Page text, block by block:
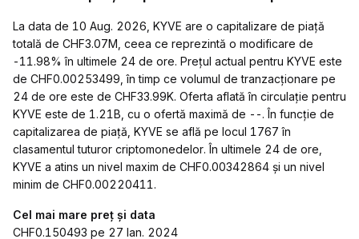
La data de 10 Aug. 2026, KYVE are o capitalizare de piață
totală de CHF3.07M, ceea ce reprezintă o modificare de
-11.98% în ultimele 24 de ore. Prețul actual pentru KYVE este
de CHF0.00253499, în timp ce volumul de tranzacționare pe
24 de ore este de CHF33.99K. Oferta aflată în circulație pentru
KYVE este de 1.21B, cu o ofertă maximă de --. În funcție de
capitalizarea de piață, KYVE se află pe locul 1767 în
clasamentul tuturor criptomonedelor. În ultimele 24 de ore,
KYVE a atins un nivel maxim de CHF0.00342864 și un nivel
minim de CHF0.00220411.
Cel mai mare preț și data
CHF0.150493 pe 27 Ian. 2024